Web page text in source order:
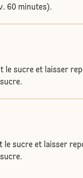
60 minutes).
le sucre et laisser
le sucre et laisser